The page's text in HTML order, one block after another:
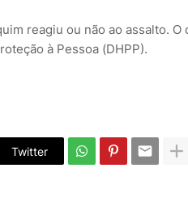
reagiu ou não ao assalto.
à Pessoa (DHPP).
Twitter